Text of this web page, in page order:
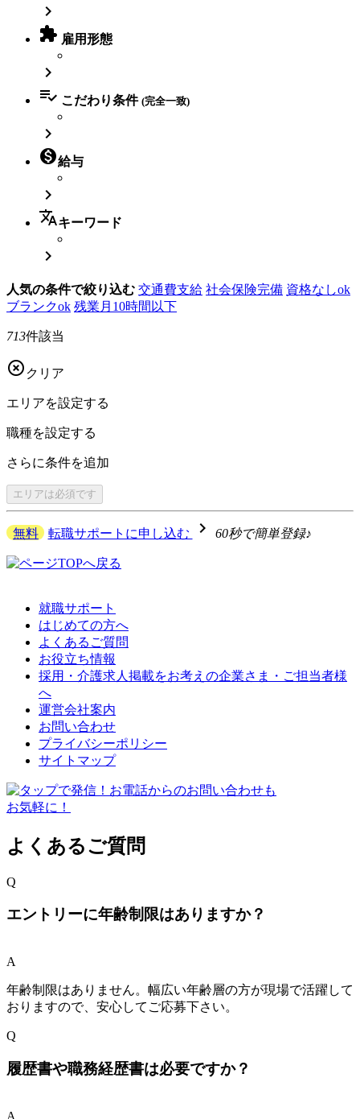

 雇用形態

 こだわり条件 (完全一致)

給与

translateキーワード

人気の条件で絞り込む 交通費支給 社会保険完備 資格なしok
ブランクok 残業月10時間以下
713件該当
 クリア
エリアを設定する
職種を設定する
さらに条件を追加
エリアは必須です
無料 転職サポートに申し込む navigate_next 60秒で簡単登録♪
就職サポート
はじめての方へ
よくあるご質問
お役立ち情報
採用・介護求人掲載をお考えの企業さま・ご担当者様
へ
運営会社案内
お問い合わせ
プライバシーポリシー
サイトマップ
よくあるご質問
Q
エントリーに年齢制限はありますか？
A
年齢制限はありません。幅広い年齢層の方が現場で活躍して
おりますので、安心してご応募下さい。
Q
履歴書や職務経歴書は必要ですか？
A